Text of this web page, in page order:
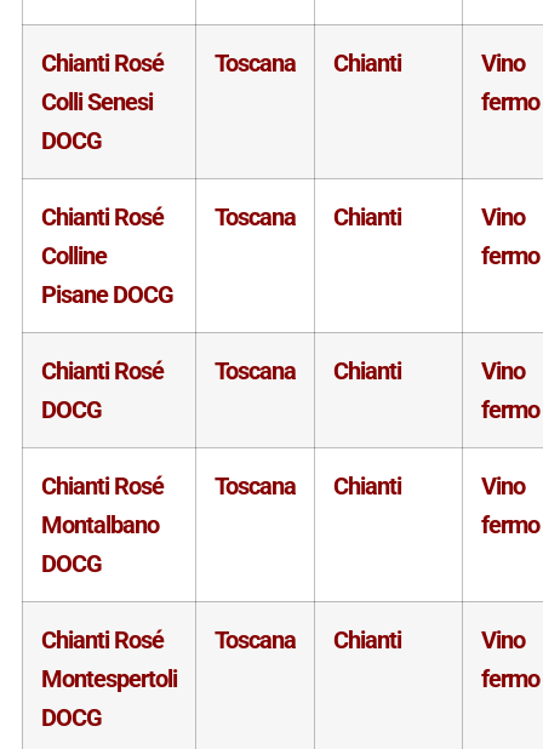
Chianti Rosé
Colli Senesi
DOCG
Toscana Chianti
Vino
fermo
Chianti Rosé
Colline
Pisane DOCG
Toscana Chianti
Vino
fermo
Chianti Rosé
DOCG
Toscana Chianti
Vino
fermo
Chianti Rosé
Montalbano
DOCG
Toscana Chianti
Vino
fermo
Chianti Rosé
Montespertoli
DOCG
Toscana Chianti
Vino
fermo